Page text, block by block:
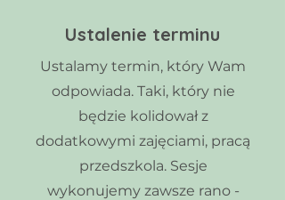
Ustalenie terminu
Ustalamy termin, który Wam
odpowiada. Taki, który nie
będzie kolidował z
dodatkowymi zajęciami, pracą
przedszkola. Sesje
wykonujemy zawsze rano -